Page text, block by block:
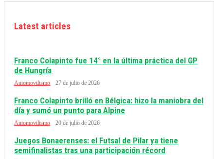
Latest articles
Franco Colapinto fue 14° en la última práctica del GP
de Hungría
Automovilismo 27 de julio de 2026
Franco Colapinto brilló en Bélgica: hizo la maniobra del
día y sumó un punto para Alpine
Automovilismo 20 de julio de 2026
Juegos Bonaerenses: el Futsal de Pilar ya tiene
semifinalistas tras una participación récord